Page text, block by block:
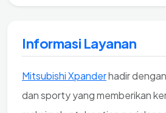
Informasi Layanan
Mitsubishi Xpanderhadir
dan sporty yang memberikan